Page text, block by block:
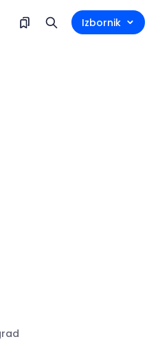
Izbornik